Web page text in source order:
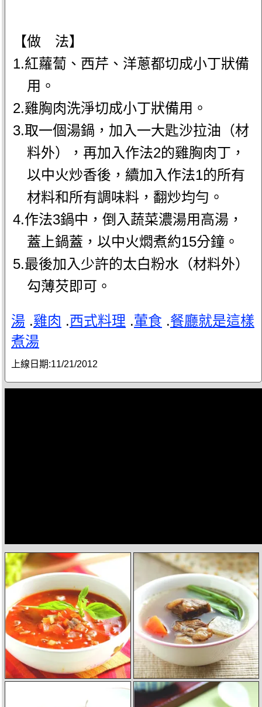
【做 法】
1.紅蘿蔔、西芹、洋蔥都切成小丁狀備
用。
2.雞胸肉洗淨切成小丁狀備用。
3.取一個湯鍋，加入一大匙沙拉油（材
料外），再加入作法2的雞胸肉丁，
以中火炒香後，續加入作法1的所有
材料和所有調味料，翻炒均勻。
4.作法3鍋中，倒入蔬菜濃湯用高湯，
蓋上鍋蓋，以中火燜煮約15分鐘。
5.最後加入少許的太白粉水（材料外）
勾薄芡即可。
湯 .雞肉 .西式料理 .葷食 .餐廳就是這樣
煮湯
上線日期:11/21/2012